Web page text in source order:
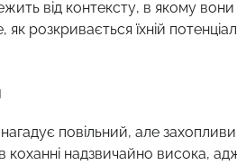
від контексту, в якому
розкривається їхній
повільний, але
в коханні надзвичайно